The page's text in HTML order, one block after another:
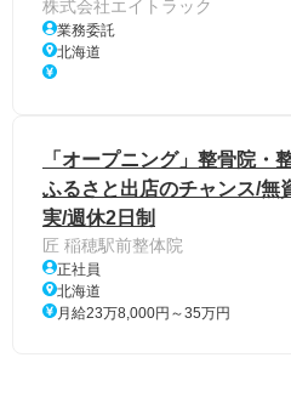
株式会社エイトラック
業務委託
北海道
「オープニング」整骨院・
ふるさと出店のチャンス/無
実/週休2日制
匠 稲穂駅前整体院
正社員
北海道
月給23万8,000円～35万円